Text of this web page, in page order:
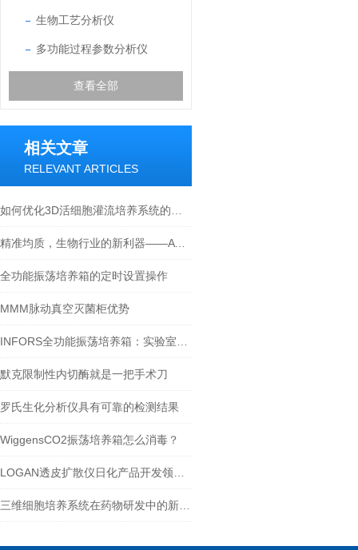
生物工艺分析仪
多功能过程参数分析仪
查看全部
相关文章
RELEVANT ARTICLES
精准均质，生物行业的新利器——ATS均质机的应用价值
全功能振荡培养箱的定时设置操作
MMM脉动真空灭菌柜优势
默克限制性内切酶就是一把手术刀
罗氏生化分析仪具有可靠的检测结果
WiggensCO2振荡培养箱怎么消毒？